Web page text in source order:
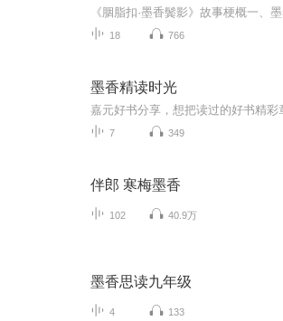
18 766
墨香精读时光
7 349
伴郎 寒梅墨香
102 40.9万
墨香思读九年级
4 133